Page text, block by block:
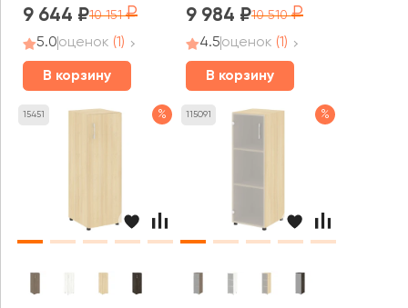
9 644 10 151
5.0оценок (1)
В корзину
9 984 10 510
4.5оценок (1)
В корзину
15451 % 115091 %